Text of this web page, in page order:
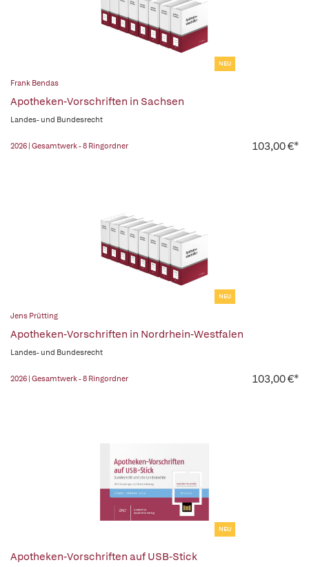
NEU
Frank Bendas
Apotheken-Vorschriften in Sachsen
Landes- und Bundesrecht
2026 | Gesamtwerk - 8 Ringordner 103,00 €*
NEU
Jens Prütting
Apotheken-Vorschriften in Nordrhein-Westfalen
Landes- und Bundesrecht
2026 | Gesamtwerk - 8 Ringordner 103,00 €*
NEU
Apotheken-Vorschriften auf USB-Stick